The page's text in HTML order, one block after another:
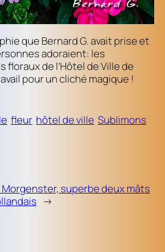
que Bernard G. avait prise et
adoraient: les
de l’Hôtel de Ville de
pour un cliché magique !
fleur hôtel de ville Sublimons
Morgenster, superbe deux mâts
→